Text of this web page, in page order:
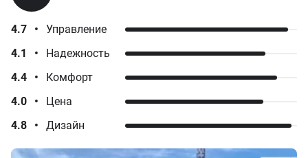
4.7 •
Управление
4.1
•
Надежность
4.4
•
Комфорт
4.0
•
Цена
4.8
• Дизайн